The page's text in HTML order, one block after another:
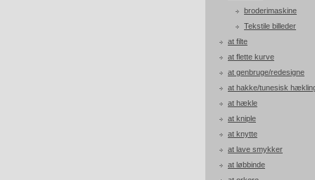
broderimaskine
Tekstile billeder
at filte
at flette kurve
at genbruge/redesigne
at hakke/tunesisk
at hækle
at kniple
at knytte
at lave smykker
at løbbinde